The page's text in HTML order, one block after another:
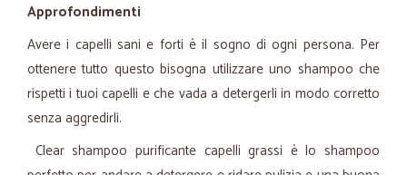
Approfondimenti
Avere i capelli sani e forti è il sogno di ogni persona. Per
ottenere tutto questo bisogna utilizzare uno shampoo che
rispetti i tuoi capelli e che vada a detergerli in modo corretto
senza aggredirli.
Clear shampoo purificante capelli grassi è lo shampoo